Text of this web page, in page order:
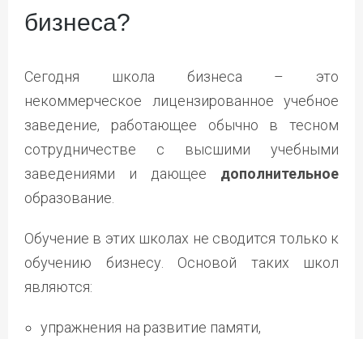
бизнеса?
Сегодня школа бизнеса – это
некоммерческое лицензированное учебное
заведение, работающее обычно в тесном
сотрудничестве с высшими учебными
заведениями и дающее дополнительное
образование.
Обучение в этих школах не сводится только к
обучению бизнесу. Основой таких школ
являются:
упражнения на развитие памяти,